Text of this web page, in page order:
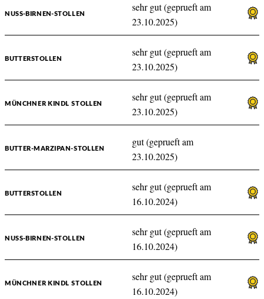
NUSS-BIRNEN-STOLLEN
sehr gut (geprueft am
23.10.2025)
BUTTERSTOLLEN
sehr gut (geprueft am
23.10.2025)
MÜNCHNER KINDL STOLLEN
sehr gut (geprueft am
23.10.2025)
BUTTER-MARZIPAN-STOLLEN
gut (geprueft am
23.10.2025)
BUTTERSTOLLEN
sehr gut (geprueft am
16.10.2024)
NUSS-BIRNEN-STOLLEN
sehr gut (geprueft am
16.10.2024)
MÜNCHNER KINDL STOLLEN
sehr gut (geprueft am
16.10.2024)